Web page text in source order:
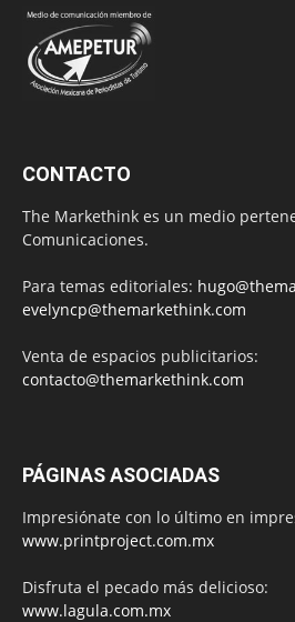
CONTACTO
The Markethink es un medio
Comunicaciones.
Para temas editoriales:
evelyncp@themarkethink.com
Venta de espacios publicitarios:
contacto@themarkethink.com
PÁGINAS ASOCIADAS
Impresiónate con lo último en
www.printproject.com.mx
Disfruta el pecado más delicioso:
www.lagula.com.mx